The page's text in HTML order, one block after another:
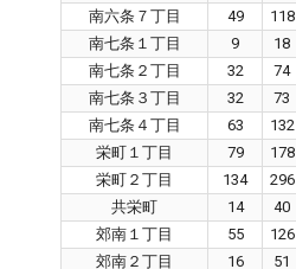
南六条７丁目
49 118
南七条１丁目
9 18
南七条２丁目
32 74
南七条３丁目
32 73
南七条４丁目
63 132
栄町１丁目
79 178
栄町２丁目
134 296
共栄町
14 40
郊南１丁目
55 126
郊南２丁目
16 51